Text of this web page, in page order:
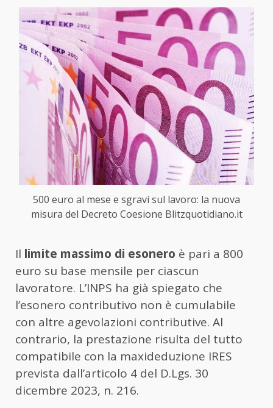
500 euro al mese e sgravi sul lavoro: la nuova
misura del Decreto Coesione Blitzquotidiano.it
Il limite massimo di esonero è pari a 800
euro su base mensile per ciascun
lavoratore. L’INPS ha già spiegato che
l’esonero contributivo non è cumulabile
con altre agevolazioni contributive. Al
contrario, la prestazione risulta del tutto
compatibile con la maxideduzione IRES
prevista dall’articolo 4 del D.Lgs. 30
dicembre 2023, n. 216.